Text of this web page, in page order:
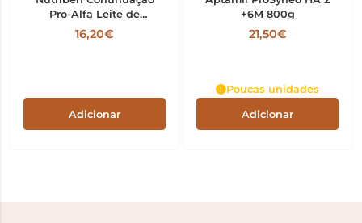
Pro-Alfa Leite de
Transição 800g
16,20€
Adicionar
+6M 800g
21,50€
Poucas unidades
Adicionar